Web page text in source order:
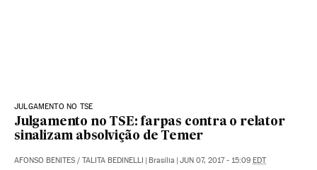
JULGAMENTO NO TSE
Julgamento no TSE: farpas contra o relator
sinalizam absolvição de Temer
AFONSO BENITES / TALITA BEDINELLI | Brasília | JUN 07, 2017 - 15:09 EDT